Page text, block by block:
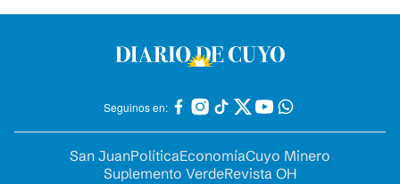
Seguinos en:
San JuanPolíticaEconomíaCuyo Minero
Suplemento VerdeRevista OH